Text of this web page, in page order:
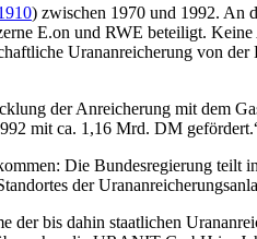
) zwischen 1970 und 1992. An
E.on und RWE beteiligt.
Urananreicherung von
der Anreicherung mit dem
mit ca. 1,16 Mrd. DM
Die Bundesregierung
der
bis dahin staatlichen